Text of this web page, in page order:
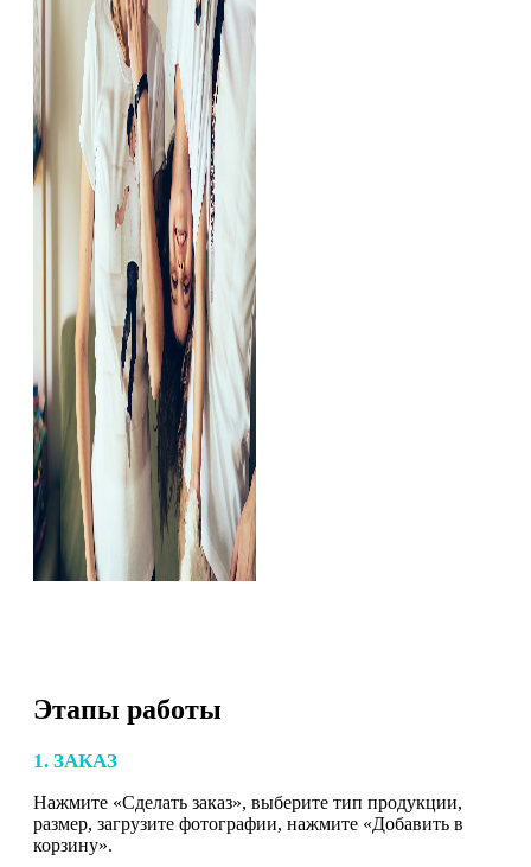
Этапы работы
1. ЗАКАЗ
Нажмите «Сделать заказ», выберите тип продукции,
размер, загрузите фотографии, нажмите «Добавить в
корзину».